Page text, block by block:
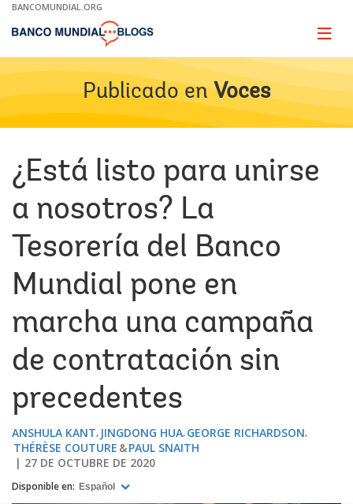
Skip
Main
BANCOMUNDIAL.ORG
Page
Publicado en Voces
¿Está listo para unirse
a nosotros? La
Tesorería del Banco
Mundial pone en
marcha una campaña
de contratación sin
precedentes
ANSHULA KANT JINGDONG HUA GEORGE RICHARDSON
THÉRÈSE COUTURE
PAUL SNAITH
27 DE OCTUBRE DE 2020
Disponible en: Español